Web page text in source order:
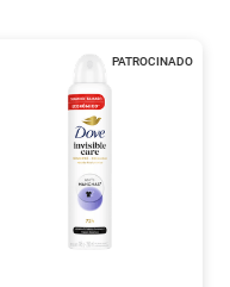
PATROCINADO